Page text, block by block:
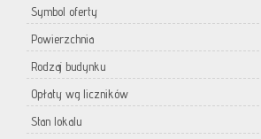
Symbol oferty
Powierzchnia
Rodzaj budynku
Opłaty wg liczników
Stan lokalu